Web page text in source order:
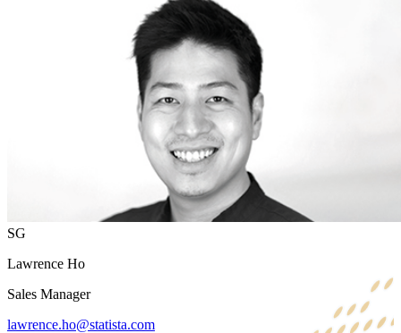
SG
Lawrence Ho
Sales Manager
lawrence.ho@statista.com